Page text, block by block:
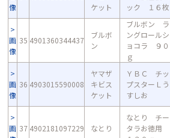
像
ケット
ック １６枚
画
像
35 4901360344437
ブルボ
ン
ブルボン ラ
ングロールシ
ョコラ ９０
ｇ
画
像
36 4903015590008
ヤマザ
キビス
ケット
ＹＢＣ チッ
プスターＬう
すしお
画 37 4902181097229 なとり
なとり チー
タラお徳用